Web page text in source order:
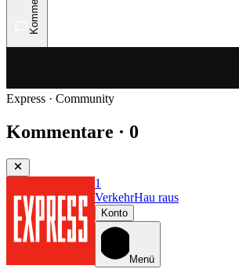
Express · Community
Kommentare · 0
1
VerkehrHau raus
Konto
Menü